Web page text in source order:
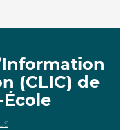
(CLIC) de